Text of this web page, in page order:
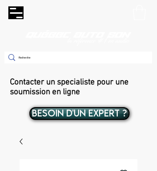
Contacter un specialiste pour une
soumission en ligne
BESOIN D'UN EXPERT ?